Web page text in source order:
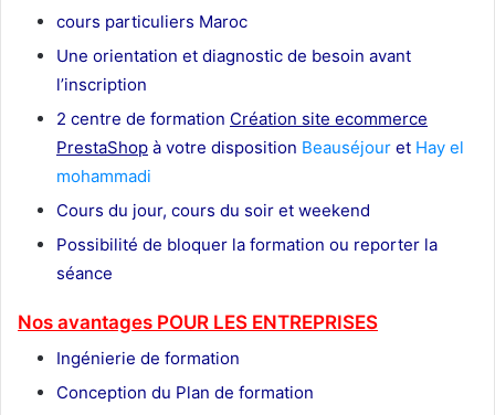
cours particuliers Maroc
Une orientation et diagnostic de besoin avant
l’inscription
2 centre de formation Création site ecommerce
PrestaShop à votre disposition Beauséjour et Hay el
mohammadi
Cours du jour, cours du soir et weekend
Possibilité de bloquer la formation ou reporter la
séance
Nos avantages POUR LES ENTREPRISES
Ingénierie de formation
Conception du Plan de formation